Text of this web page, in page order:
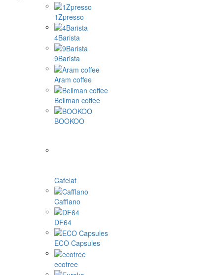
1Zpresso
4Barista
9Barista
Aram coffee
Bellman coffee
BOOKOO
Cafelat
Cafflano
DF64
ECO Capsules
ecotree